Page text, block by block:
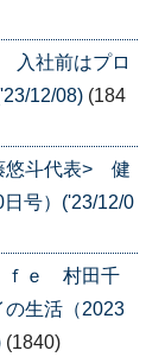
社前はプロ
12/08) (184
悠斗代表> 健
号）('23/12/0
ｆｅ 村田千
生活（2023
(1840)